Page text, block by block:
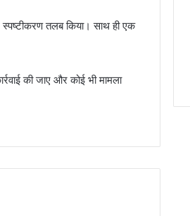
तलब किया। साथ ही एक
की जाए और कोई भी मामला